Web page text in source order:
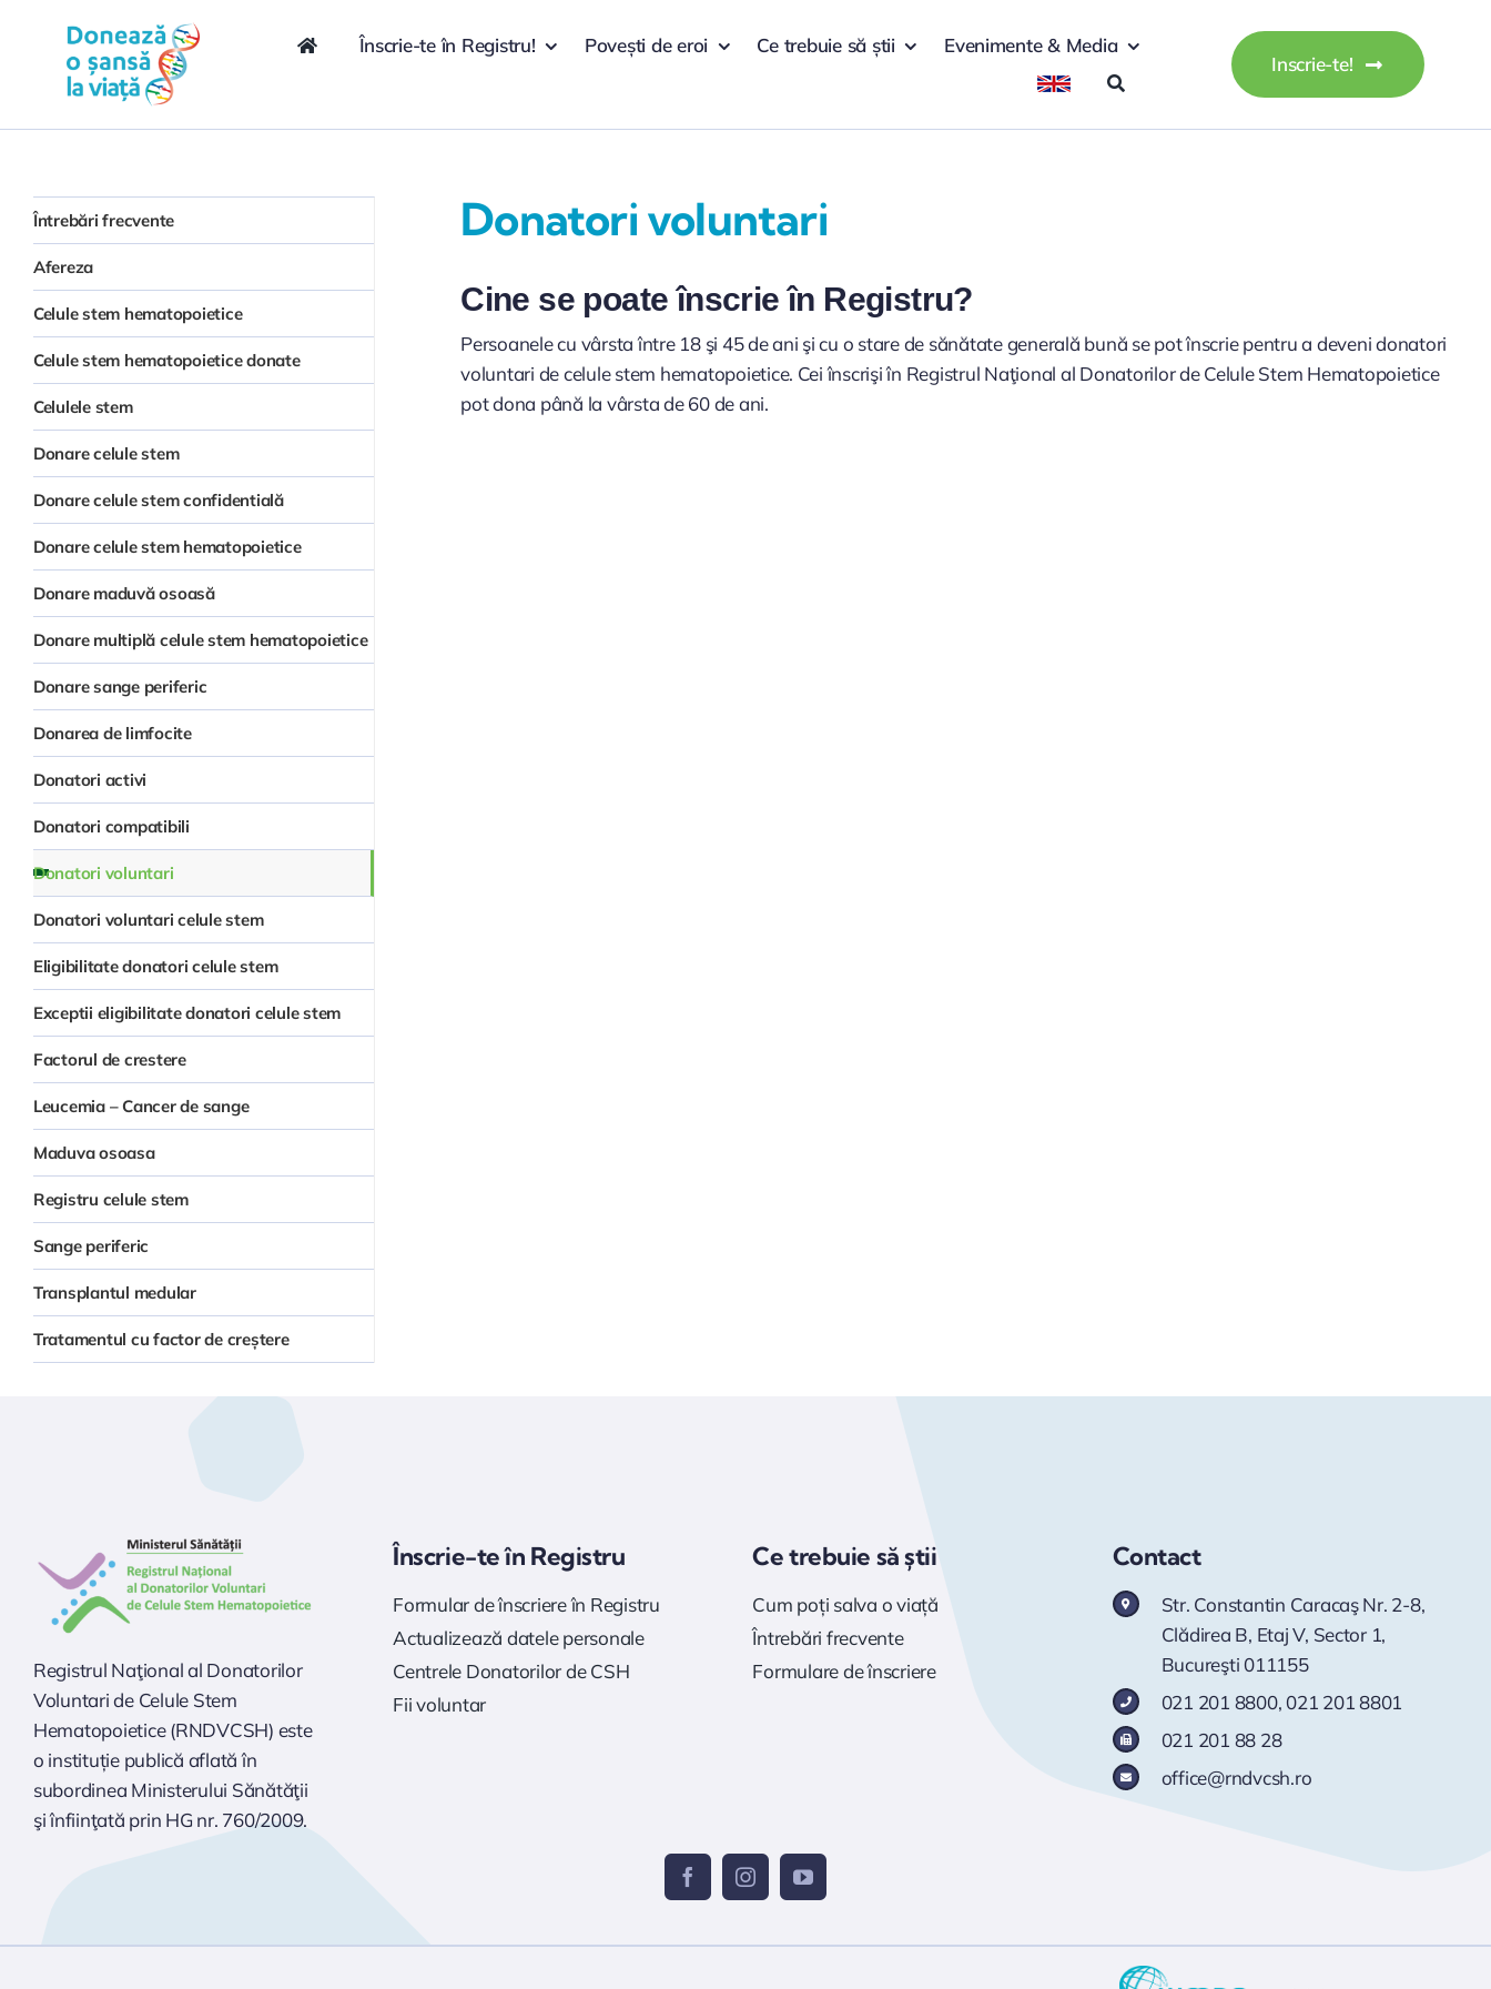
Înscrie-te în Registru! Povești de eroi Ce trebuie să știi
Evenimente & Media
Inscrie-te!
Donatori voluntari
Cine se poate înscrie în Registru?
Persoanele cu vârsta între 18 şi 45 de ani şi cu o stare de sănătate generală bună se pot înscrie pentru a deveni donatori
voluntari de celule stem hematopoietice. Cei înscrişi în Registrul Naţional al Donatorilor de Celule Stem Hematopoietice
pot dona până la vârsta de 60 de ani.
Întrebări frecvente
Afereza
Celule stem hematopoietice
Celule stem hematopoietice donate
Celulele stem
Donare celule stem
Donare celule stem confidentială
Donare celule stem hematopoietice
Donare maduvă osoasă
Donare multiplă celule stem hematopoietice
Donare sange periferic
Donarea de limfocite
Donatori activi
Donatori compatibili
Donatori voluntari
Donatori voluntari celule stem
Eligibilitate donatori celule stem
Exceptii eligibilitate donatori celule stem
Factorul de crestere
Leucemia – Cancer de sange
Maduva osoasa
Registru celule stem
Sange periferic
Transplantul medular
Tratamentul cu factor de creștere
Registrul Naţional al Donatorilor
Voluntari de Celule Stem
Hematopoietice (RNDVCSH) este
o instituție publică aflată în
subordinea Ministerului Sănătăţii
şi înfiinţată prin HG nr. 760/2009.
Înscrie-te în Registru
Formular de înscriere în Registru
Actualizează datele personale
Centrele Donatorilor de CSH
Fii voluntar
Ce trebuie să știi
Cum poți salva o viață
Întrebări frecvente
Formulare de înscriere
Contact
Str. Constantin Caracaş Nr. 2-8,
Clădirea B, Etaj V, Sector 1,
Bucureşti 011155
021 201 8800, 021 201 8801
021 201 88 28
office@rndvcsh.ro